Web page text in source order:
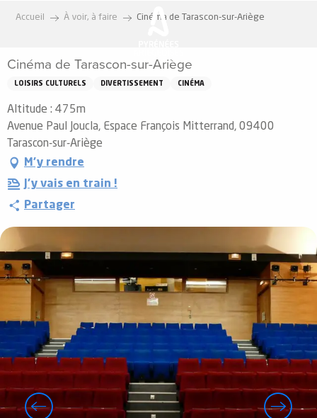
principal
Accueil À voir, à faire Cinéma de Tarascon-sur-Ariège
Cinéma de Tarascon-sur-Ariège
LOISIRS CULTURELS DIVERTISSEMENT CINÉMA
Altitude : 475m
Avenue Paul Joucla, Espace François Mitterrand, 09400
Tarascon-sur-Ariège
M'y rendre
J'y vais en train !
Partager